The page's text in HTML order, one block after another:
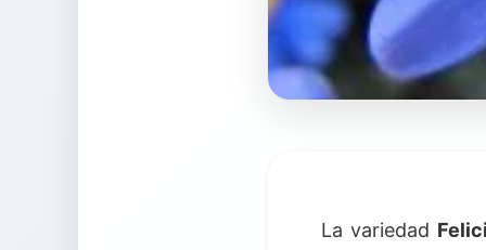
La variedad